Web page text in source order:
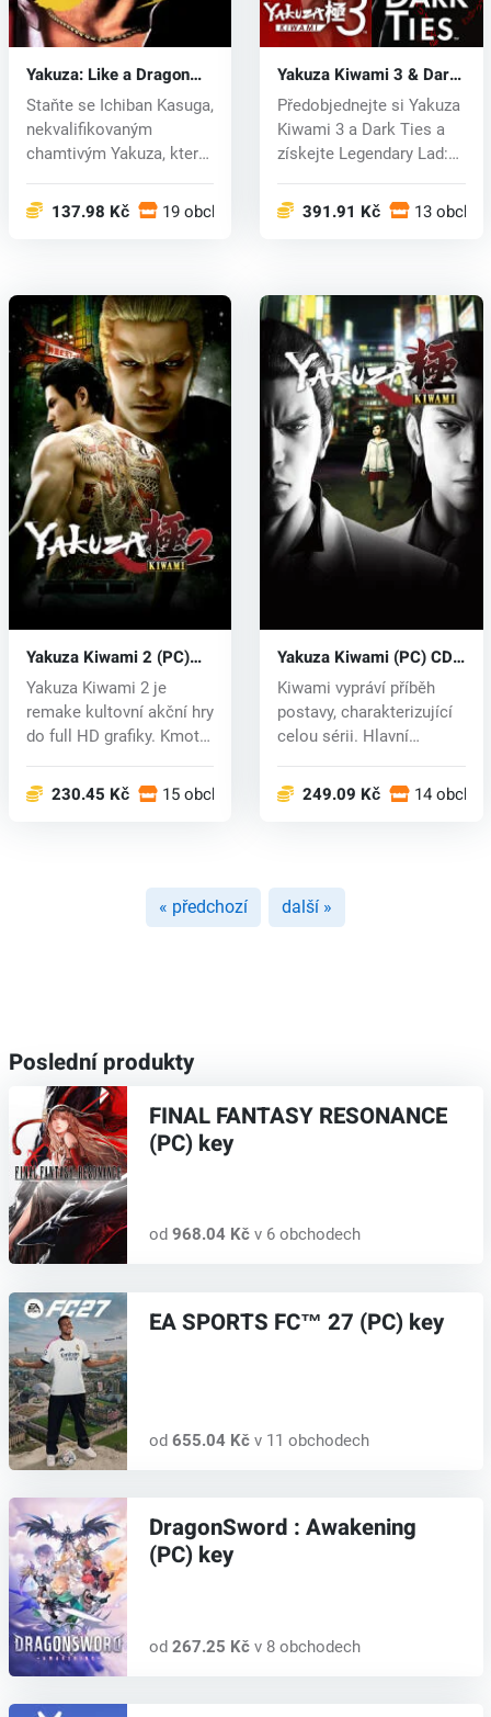
Yakuza: Like a Dragon
(PC) key
Staňte se Ichiban Kasuga,
nekvalifikovaným
chamtivým Yakuza, který
137.98 Kč 19 obchodech
Yakuza Kiwami 3 & Dark
Ties (PC) key
Předobjednejte si Yakuza
Kiwami 3 a Dark Ties a
získejte Legendary Lad:
391.91 Kč 13
Yakuza Kiwami 2 (PC)
CD key
Yakuza Kiwami 2 je
remake kultovní akční hry
do full HD grafiky. Kmotr
230.45 Kč 15 obchodech
Yakuza Kiwami (PC) CD
key
Kiwami vypráví příběh
postavy, charakterizující
celou sérii. Hlavní
249.09 Kč 14
« předchozí další »
Poslední produkty
FINAL FANTASY RESONANCE
(PC) key
od 968.04 Kčv 6 obchodech
EA SPORTS FC™ 27 (PC) key
od 655.04 Kčv 11 obchodech
DragonSword : Awakening
(PC) key
od 267.25 Kčv 8 obchodech